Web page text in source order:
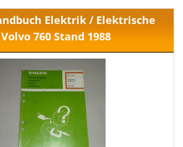
Elektrik / Elektrische
760 Stand 1988